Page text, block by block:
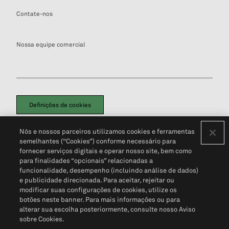
Contate-nos
Nossa equipe comercial
Definições de cookies
Política de PrivacidadePortal de privacidade do cliente (em inglês)
Não Venda Minhas Informações Pessoais© 2026 S&P Global
Nós e nossos parceiros utilizamos cookies e ferramentas
semelhantes (“Cookies”) conforme necessário para
fornecer serviços digitais e operar nosso site, bem como
para finalidades “opcionais” relacionadas a
funcionalidade, desempenho (incluindo análise de dados)
e publicidade direcionada. Para aceitar, rejeitar ou
modificar suas configurações de cookies, utilize os
botões neste banner. Para mais informações ou para
alterar sua escolha posteriormente, consulte nosso Aviso
sobre Cookies.